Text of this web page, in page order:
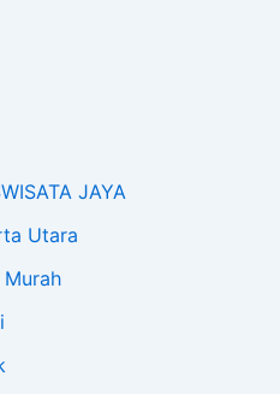
JAYA
Utara